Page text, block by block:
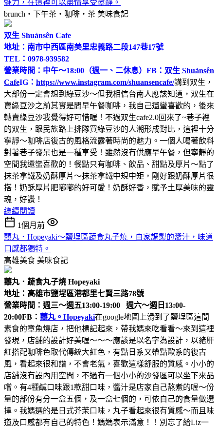
魅力，在這裡可以盡情享受寧靜。
brunch‧下午茶‧咖啡‧茶 美味食記
双生 Shuànsên Cafe
地址：南市中西區南美里忠義路二段147巷17號
TEL：0978-939582
營業時間：中午～18:00（週一、二休息） FB： 双生 Shuànsên
CafeIG： https://www.instagram.com/shuansencafe/講到双生，
大部份一定會想到綠豆沙～但我相信台南人應該知道，双生在
賣綠豆沙之前其實是間早午餐咖啡，我自己還蠻喜歡的，後來
轉賣綠豆沙我覺得好可惜喔！不過双生cafe2.0回來了~巷子裡
的双生，跟民族路上排隊買綠豆沙的人潮形成對比，這裡十分
寧靜～咖啡店復古的風格流露著時尚的魅力。一個人喝著飲料
對著巷子發呆也是一種享受！雖然沒有供應早午餐，但寧靜的
空間我還蠻喜歡的！餐點只有咖啡、飲品、甜點及厚片～點了
抹茶拿鐵及奶酥厚片～抹茶拿鐵中規中矩，剛好跟奶酥厚片很
搭！奶酥厚片肥嘟嘟的好可愛！奶酥好香，賦予土厚美味的靈
魂，好讚！
繼續閱讀
1個月前
囍丸．Hopeyaki～鹽埕區蔬食丸子燒，自家調製的醬汁，味道
口感都獨特。
高雄美食 美味食記
囍丸．蔬食丸子燒 Hopeyaki
地址：高雄市鹽埕區港都里七賢三路78號
營業時間：週三～週五13:00-19:00 週六～週日13:00-
20:00FB： 囍丸。Hopeyaki在google地圖上滑到了鹽埕區這間
素食的章魚燒店，把他標記起來，帶我媽來吃看看～來到這裡
發現，店舖的設計好美喔～～～應該是以名字為設計，以豬肝
紅搭配咖啡色取代傳統大紅色，有點日系又帶點歐系的復古
風，看起來很和諧，不會老氣，喜歡這樣舒服的質感。小小的
店舖沒有設內用空間，不過有一個小小的沙發區可以坐下來品
嚐。有4種鹹口味跟1款甜口味，醬汁是店家自己熬煮的喔～份
量的部份有分一盒五個，及一盒七個的，可依自己的食量做選
擇。我媽選的是日式芥茉口味，丸子看起來很有質感～而且味
道及口感都有自己的特色！媽媽表示滿意！！別忘了給Liz一